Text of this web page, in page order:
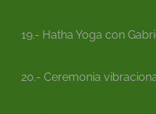
19.- Hatha Yoga con
20.- Ceremonia